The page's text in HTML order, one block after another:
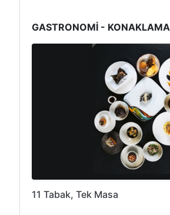
GASTRONOMİ - KONAKLAMA
11 Tabak, Tek Masa